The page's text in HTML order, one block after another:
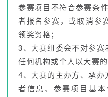
参赛项目不符合参赛条
者报名参赛，或取消参
领奖资格；
3、大赛组委会不对参赛
任何机构或个人以大赛
4、大赛的主办方、承办
者信息、参赛项目基本